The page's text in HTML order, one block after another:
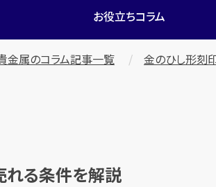
お役立ちコラム
金属のコラム記事一覧 金のひし形刻
れる条件を解説